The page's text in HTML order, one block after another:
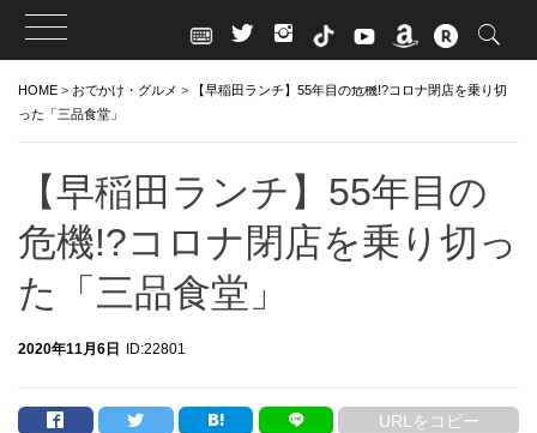
HOME > おでかけ・グルメ >
【早稲田ランチ】55年目の危機!?コロナ閉店を乗り切
った「三品食堂」
【早稲田ランチ】55年目の
危機!?コロナ閉店を乗り切っ
た「三品食堂」
2020年11月6日 ID:22801
URLをコピー